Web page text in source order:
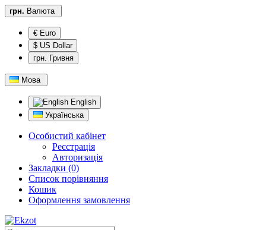
грн. Валюта
€ Euro
$ US Dollar
грн. Гривня
Мова
English
Українська
Особистий кабінет
Реєстрація
Авторизація
Закладки (0)
Список порівняння
Кошик
Оформлення замовлення